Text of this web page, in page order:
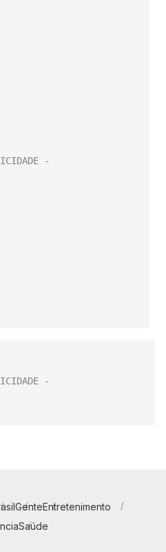
GenteEntretenimento
Saúde